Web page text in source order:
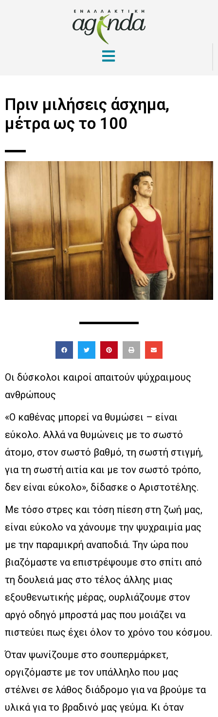
Πριν μιλήσεις άσχημα,
μέτρα ως το 100
Οι δύσκολοι καιροί απαιτούν ψύχραιμους
ανθρώπους
«Ο καθένας μπορεί να θυμώσει – είναι
εύκολο. Αλλά να θυμώνεις με το σωστό
άτομο, στον σωστό βαθμό, τη σωστή στιγμή,
για τη σωστή αιτία και με τον σωστό τρόπο,
δεν είναι εύκολο», δίδασκε ο Αριστοτέλης.
Με τόσο στρες και τόση πίεση στη ζωή μας,
είναι εύκολο να χάνουμε την ψυχραιμία μας
με την παραμικρή αναποδιά. Την ώρα που
βιαζόμαστε να επιστρέψουμε στο σπίτι από
τη δουλειά μας στο τέλος άλλης μιας
εξουθενωτικής μέρας, ουρλιάζουμε στον
αργό οδηγό μπροστά μας που μοιάζει να
πιστεύει πως έχει όλον το χρόνο του κόσμου.
Όταν ψωνίζουμε στο σουπερμάρκετ,
οργιζόμαστε με τον υπάλληλο που μας
στέλνει σε λάθος διάδρομο για να βρούμε τα
υλικά για το βραδινό μας γεύμα. Κι όταν